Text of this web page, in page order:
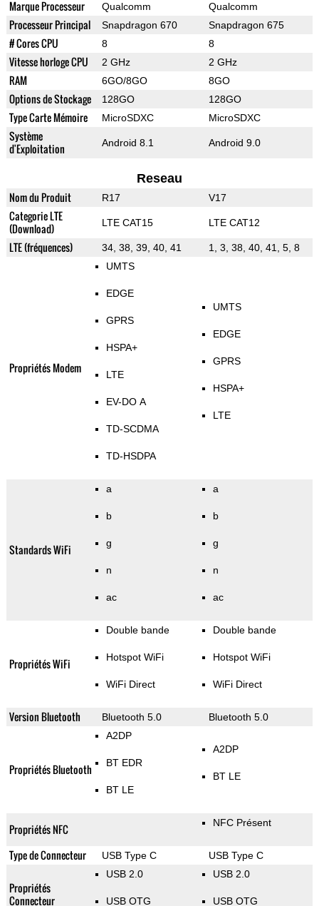
Marque Processeur Qualcomm Qualcomm
Processeur Principal Snapdragon 670 Snapdragon 675
# Cores CPU 8 8
Vitesse horloge CPU 2 GHz 2 GHz
RAM 6GO/8GO 8GO
Options de Stockage 128GO 128GO
Type Carte Mémoire MicroSDXC MicroSDXC
Système
d'Exploitation
Android 8.1 Android 9.0
Reseau
Nom du Produit R17 V17
Categorie LTE
(Download)
LTE CAT15 LTE CAT12
LTE (fréquences) 34, 38, 39, 40, 41 1, 3, 38, 40, 41, 5, 8
Propriétés Modem
UMTS
EDGE
GPRS
HSPA+
LTE
EV-DO A
TD-SCDMA
TD-HSDPA
UMTS
EDGE
GPRS
HSPA+
LTE
Standards WiFi
a
b
g
n
ac
a
b
g
n
ac
Propriétés WiFi
Double bande
Hotspot WiFi
WiFi Direct
Double bande
Hotspot WiFi
WiFi Direct
Version Bluetooth Bluetooth 5.0 Bluetooth 5.0
Propriétés Bluetooth
A2DP
BT EDR
BT LE
A2DP
BT LE
Propriétés NFC NFC Présent
Type de Connecteur USB Type C USB Type C
Propriétés
Connecteur
USB 2.0
USB OTG
USB 2.0
USB OTG